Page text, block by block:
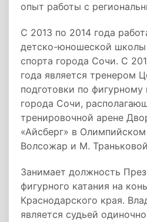
опыт работы с
С 2013 по 2014 года
детско-юношеской
спорта города Сочи. С
года является тренером
подготовки по фигурному
города Сочи,
тренировочной арене
«Айсберг» в
Волсожар и М.
Занимает должность
фигурного катания на
Краснодарского края.
является судьей